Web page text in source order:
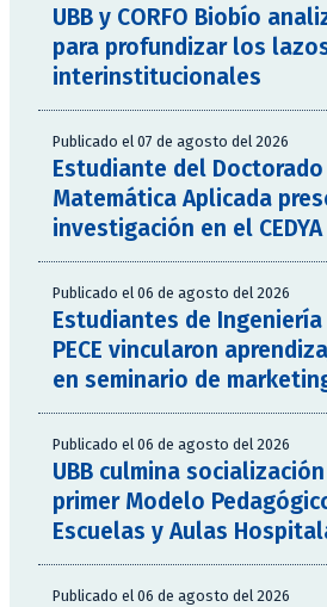
UBB y CORFO Biobío
para profundizar los
interinstitucionales
Publicado el 07 de agosto del 2026
Estudiante del Doctorado
Matemática Aplicada
investigación en el
Publicado el 06 de agosto del 2026
Estudiantes de Ingeniería
PECE vincularon
en seminario de
Publicado el 06 de agosto del 2026
UBB culmina
primer Modelo
Escuelas y Aulas
Publicado el 06 de agosto del 2026